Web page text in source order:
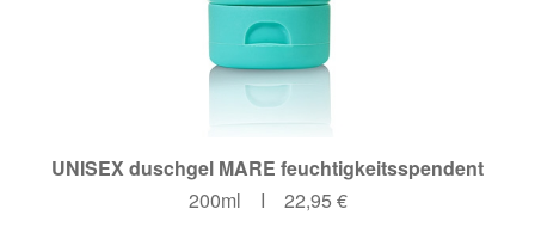
UNISEX duschgel MARE feuchtigkeitsspendent
200ml I 22,95 €